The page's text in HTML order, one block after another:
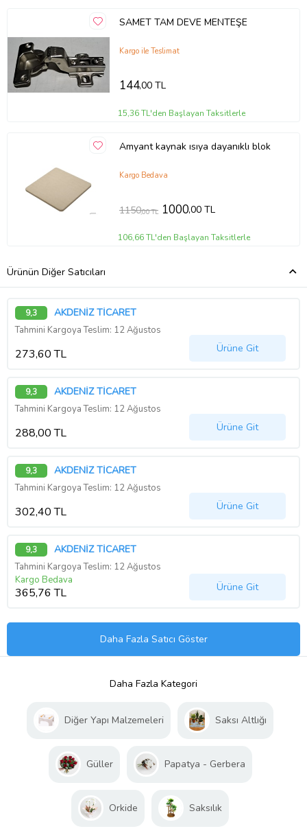
SAMET TAM DEVE MENTEŞE
Kargo ile Teslimat
144,00 TL
15,36 TL'den Başlayan Taksitlerle
Amyant kaynak ısıya dayanıklı blok
Kargo Bedava
1150,00 TL 1000,00 TL
106,66 TL'den Başlayan Taksitlerle
Ürünün Diğer Satıcıları
9,3 AKDENİZ TİCARET
Tahmini Kargoya Teslim: 12 Ağustos
273,60 TL Ürüne Git
9,3 AKDENİZ TİCARET
Tahmini Kargoya Teslim: 12 Ağustos
288,00 TL Ürüne Git
9,3 AKDENİZ TİCARET
Tahmini Kargoya Teslim: 12 Ağustos
302,40 TL Ürüne Git
9,3 AKDENİZ TİCARET
Tahmini Kargoya Teslim: 12 Ağustos
Kargo Bedava
365,76 TL Ürüne Git
Daha Fazla Satıcı Göster
Daha Fazla Kategori
Diğer Yapı Malzemeleri Saksı Altlığı
Güller Papatya - Gerbera
Orkide Saksılık